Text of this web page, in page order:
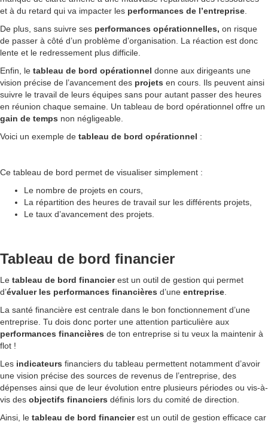
et à du retard qui va impacter les performances de l’entreprise
De plus, sans suivre ses performances opérationnelles, on risque
de passer à côté d’un problème d’organisation. La réaction est donc
lente et le redressement plus difficile.
Enfin, le tableau de bord opérationnel donne aux dirigeants une
vision précise de l’avancement des projets en cours. Ils peuvent ainsi
suivre le travail de leurs équipes sans pour autant passer des heures
en réunion chaque semaine. Un tableau de bord opérationnel offre un
gain de temps non négligeable.
Voici un exemple de tableau de bord opérationnel :
Ce tableau de bord permet de visualiser simplement :
Le nombre de projets en cours,
La répartition des heures de travail sur les différents projets,
Le taux d’avancement des projets.
Tableau de bord financier
Le tableau de bord financierest un outil de gestion qui permet
d’évaluer les performances financières d’une entreprise
La santé financière est centrale dans le bon fonctionnement d’une
entreprise. Tu dois donc porter une attention particulière aux
performances financières de ton entreprise si tu veux la maintenir à
flot !
Les indicateurs financiers du tableau permettent notamment d’avoir
une vision précise des sources de revenus de l’entreprise, des
dépenses ainsi que de leur évolution entre plusieurs périodes ou vis-à-
vis des objectifs financiers définis lors du comité de direction.
Ainsi, le tableau de bord financierest un outil de gestion efficace car